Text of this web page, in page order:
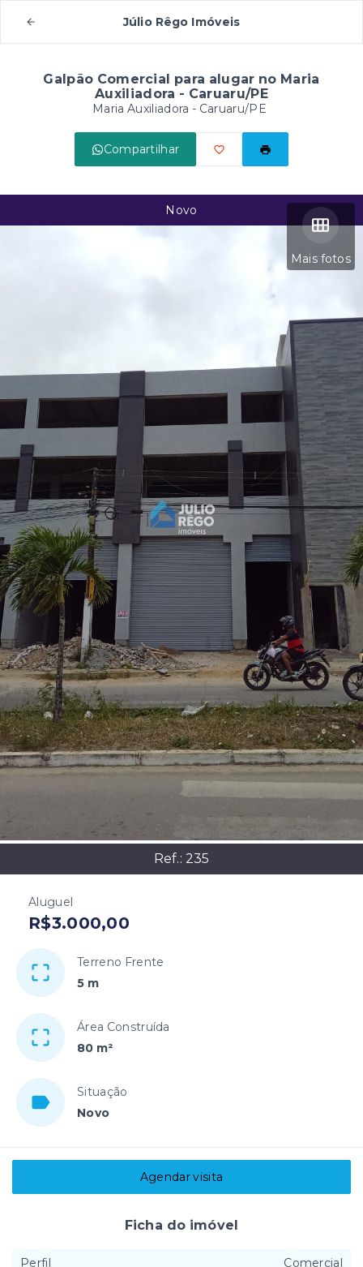
Júlio Rêgo Imóveis
Galpão Comercial para alugar no Maria
Auxiliadora - Caruaru/PE
Maria Auxiliadora - Caruaru/PE
Compartilhar
Mais fotos
Ref.: 235
Novo
Aluguel
R$3.000,00
Terreno Frente
5 m
Área Construída
80 m²
Situação
Novo
Agendar visita
Ficha do imóvel
Perfil
Comercial